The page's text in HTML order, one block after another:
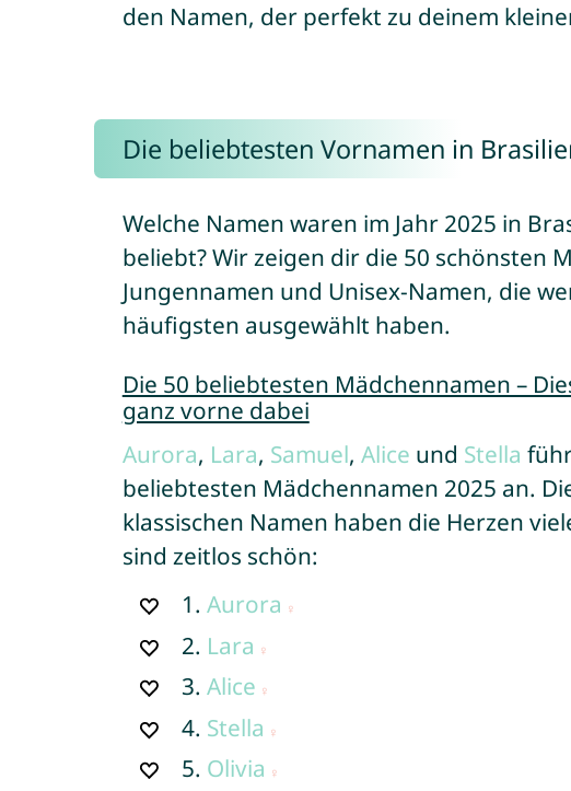
den Namen, der perfekt zu deinem
Die beliebtesten Vornamen in
Welche Namen waren im Jahr 2025 in
beliebt? Wir zeigen dir die 50 schönsten
Jungennamen und Unisex-Namen, die
häufigsten ausgewählt haben.
Die 50 beliebtesten Mädchennamen –
ganz vorne dabei
Aurora, Lara, Samuel, Alice und Stella
beliebtesten Mädchennamen 2025 an.
klassischen Namen haben die Herzen
sind zeitlos schön:
1.Aurora
2. Lara
3.Alice
4. Stella
5. Olivia